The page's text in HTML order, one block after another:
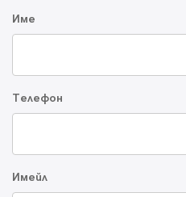
Име
Телефон
Имейл